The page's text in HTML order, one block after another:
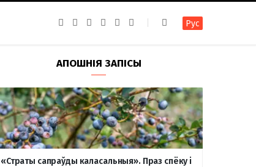
b
o
k
a
g
a
m
g
r
a
m
u
b
т
а
т
е
Рус
АПОШНІЯ ЗАПІСЫ
«Страты сапраўды каласальныя». Праз спёку і